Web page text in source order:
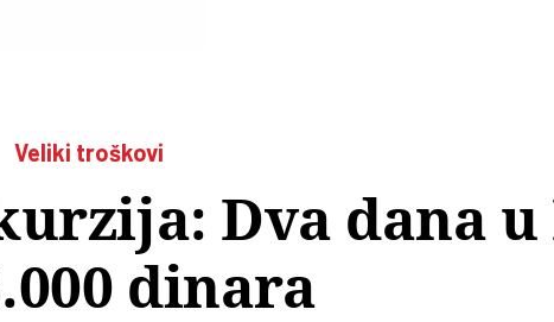
Veliki troškovi
Dva dana u
dinara